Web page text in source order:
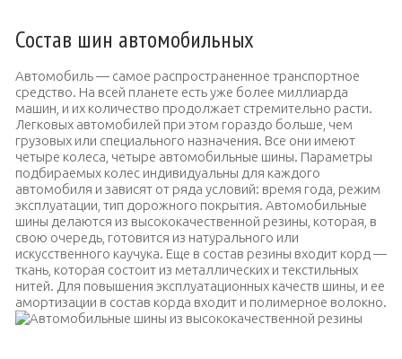
Состав шин автомобильных
Автомобиль — самое распространенное транспортное
средство. На всей планете есть уже более миллиарда
машин, и их количество продолжает стремительно расти.
Легковых автомобилей при этом гораздо больше, чем
грузовых или специального назначения. Все они имеют
четыре колеса, четыре автомобильные шины. Параметры
подбираемых колес индивидуальны для каждого
автомобиля и зависят от ряда условий: время года, режим
эксплуатации, тип дорожного покрытия. Автомобильные
шины делаются из высококачественной резины, которая, в
свою очередь, готовится из натурального или
искусственного каучука. Еще в состав резины входит корд —
ткань, которая состоит из металлических и текстильных
нитей. Для повышения эксплуатационных качеств шины, и ее
амортизации в состав корда входит и полимерное волокно.